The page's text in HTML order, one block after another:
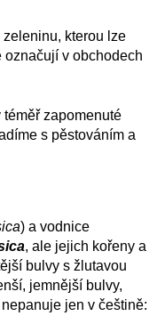
kterou lze
označují v obchodech
zapomenuté
s pěstováním a
) a vodnice
, ale jejich kořeny a
bulvy s žlutavou
jemnější bulvy,
jen v češtině: